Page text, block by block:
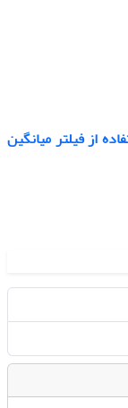
از فیلتر میانگین